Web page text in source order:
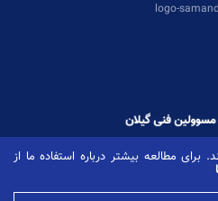
مطالعه بیشتر درباره استفاده ما از